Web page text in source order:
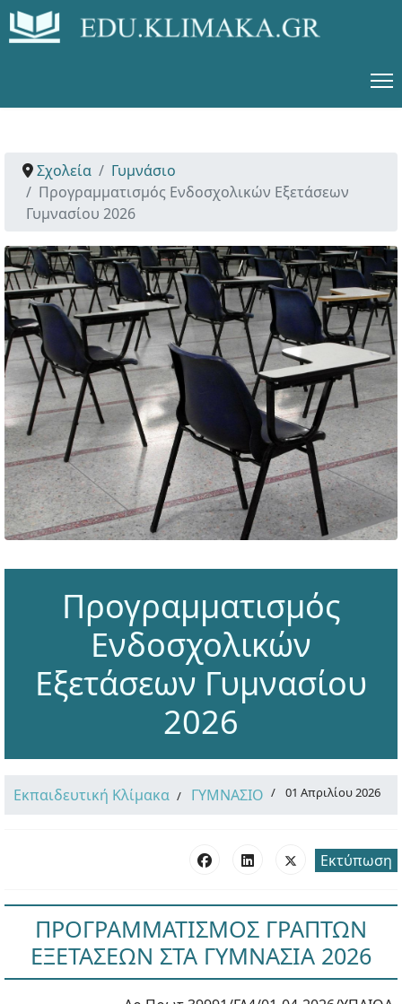
Σχολεία
Γυμνάσιο
Προγραμματισμός Ενδοσχολικών Εξετάσεων
Γυμνασίου 2026
Προγραμματισμός
Ενδοσχολικών
Εξετάσεων Γυμνασίου
2026
Εκπαιδευτική Κλίμακα ΓΥΜΝΑΣΙΟ 01 Απριλίου 2026
Εκτύπωση
ΠΡΟΓΡΑΜΜΑΤΙΣΜΟΣ ΓΡΑΠΤΩΝ
ΕΞΕΤΑΣΕΩΝ ΣΤΑ ΓΥΜΝΑΣΙΑ 2026